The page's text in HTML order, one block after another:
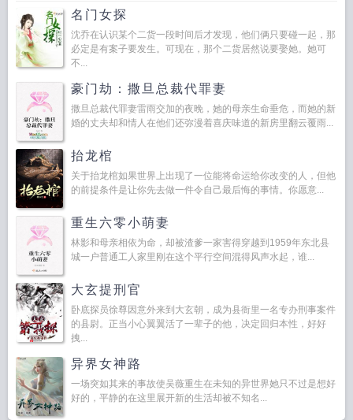
名门女探
沈乔在认识某个二货一段时间后才发现，他们俩只要碰一起，那
必定是有案子要发生。可现在，那个二货居然说要娶她。她可
不...
豪门劫：撒旦总裁代罪妻
撒旦总裁代罪妻雷雨交加的夜晚，她的母亲生命垂危，而她的新
婚的丈夫却和情人在他们还弥漫着喜庆味道的新房里翻云覆雨...
抬龙棺
关于抬龙棺如果世界上出现了一位能将命运给你改变的人，但他
的前提条件是让你先去做一件令自己最后悔的事情。你愿意...
重生六零小萌妻
林影和母亲相依为命，却被渣爹一家害得穿越到1959年东北县
城一户普通工人家里刚在这个平行空间混得风声水起，谁...
大玄提刑官
卧底探员徐尊因意外来到大玄朝，成为县衙里一名专办刑事案件
的县尉。正当小心翼翼活了一辈子的他，决定回归本性，好好
拽...
异界女神路
一场突如其来的事故使吴薇重生在未知的异世界她只不过是想好
好的，平静的在这里展开新的生活却被不知名...